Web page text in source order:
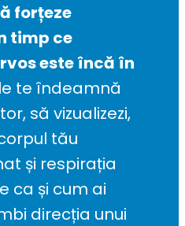
forțeze
timp ce
este încă în
te îndeamnă
să vizualizezi,
tău
și respirația
ca și cum ai
direcția unui